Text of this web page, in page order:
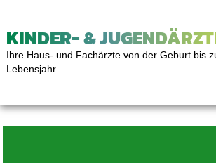
KINDER- &
Ihre Haus- und Fachärzte von der Geburt bis
Lebensjahr